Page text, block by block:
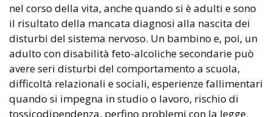
nel corso della vita, anche quando si è adulti e sono
il risultato della mancata diagnosi alla nascita dei
disturbi del sistema nervoso. Un bambino e, poi, un
adulto con disabilità feto-alcoliche secondarie può
avere seri disturbi del comportamento a scuola,
difficoltà relazionali e sociali, esperienze fallimentari
quando si impegna in studio o lavoro, rischio di
tossicodipendenza, perfino problemi con la legge.